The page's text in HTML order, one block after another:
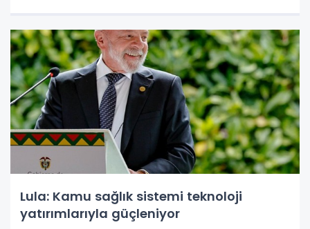
Lula: Kamu sağlık sistemi teknoloji
yatırımlarıyla güçleniyor